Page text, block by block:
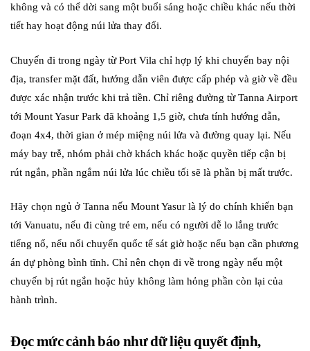
không và có thể dời sang một buổi sáng hoặc chiều khác nếu thời
tiết hay hoạt động núi lửa thay đổi.
Chuyến đi trong ngày từ Port Vila chỉ hợp lý khi chuyến bay nội
địa, transfer mặt đất, hướng dẫn viên được cấp phép và giờ về đều
được xác nhận trước khi trả tiền. Chỉ riêng đường từ Tanna Airport
tới Mount Yasur Park đã khoảng 1,5 giờ, chưa tính hướng dẫn,
đoạn 4x4, thời gian ở mép miệng núi lửa và đường quay lại. Nếu
máy bay trễ, nhóm phải chờ khách khác hoặc quyền tiếp cận bị
rút ngắn, phần ngắm núi lửa lúc chiều tối sẽ là phần bị mất trước.
Hãy chọn ngủ ở Tanna nếu Mount Yasur là lý do chính khiến bạn
tới Vanuatu, nếu đi cùng trẻ em, nếu có người dễ lo lắng trước
tiếng nổ, nếu nối chuyến quốc tế sát giờ hoặc nếu bạn cần phương
án dự phòng bình tĩnh. Chỉ nên chọn đi về trong ngày nếu một
chuyến bị rút ngắn hoặc hủy không làm hỏng phần còn lại của
hành trình.
Đọc mức cảnh báo như dữ liệu quyết định,